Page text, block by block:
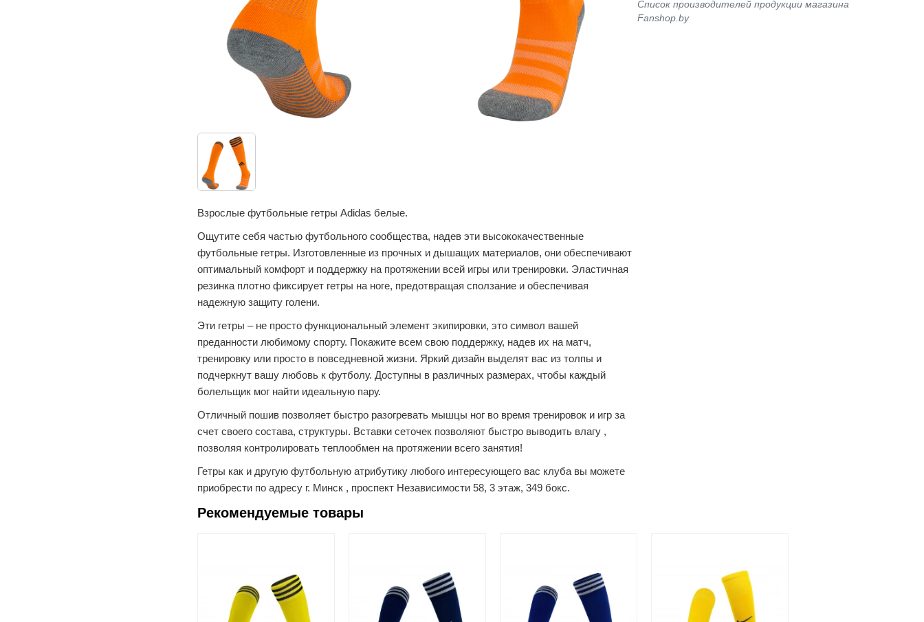
Взрослые футбольные гетры Adidas белые.
Ощутите себя частью футбольного сообщества, надев эти высококачественные
футбольные гетры. Изготовленные из прочных и дышащих материалов, они обеспечивают
оптимальный комфорт и поддержку на протяжении всей игры или тренировки. Эластичная
резинка плотно фиксирует гетры на ноге, предотвращая сползание и обеспечивая
надежную защиту голени.
Эти гетры – не просто функциональный элемент экипировки, это символ вашей
преданности любимому спорту. Покажите всем свою поддержку, надев их на матч,
тренировку или просто в повседневной жизни. Яркий дизайн выделят вас из толпы и
подчеркнут вашу любовь к футболу. Доступны в различных размерах, чтобы каждый
болельщик мог найти идеальную пару.
Отличный пошив позволяет быстро разогревать мышцы ног во время тренировок и игр за
счет своего состава, структуры. Вставки сеточек позволяют быстро выводить влагу ,
позволяя контролировать теплообмен на протяжении всего занятия!
Гетры как и другую футбольную атрибутику любого интересующего вас клуба вы можете
приобрести по адресу г. Минск , проспект Независимости 58, 3 этаж, 349 бокс.
Список производителей продукции магазина
Fanshop.by
Рекомендуемые товары